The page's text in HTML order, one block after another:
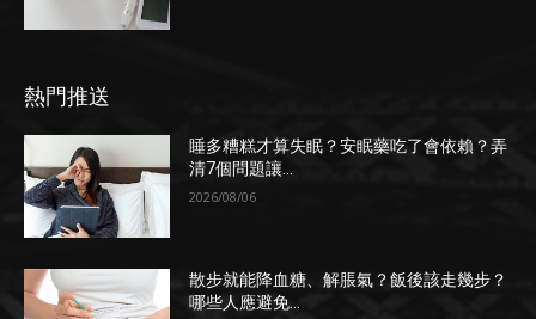
熱門推送
睡多糟糕才算失眠？安眠藥吃了會依賴？弄
清7個問題讓...
2026/08/06
散步就能降血糖、解脹氣？飯後該走幾步？
哪些人應避免...